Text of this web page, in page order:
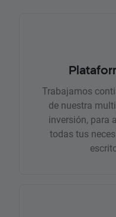
Trabajamos
de nuestra
inversión, para
todas tus